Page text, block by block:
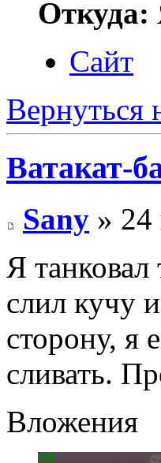
Откуда:
Сайт
Вернуться
Ватакат-
Sany » 24
Я
слил кучу
сторону, я
сливать.
Вложения